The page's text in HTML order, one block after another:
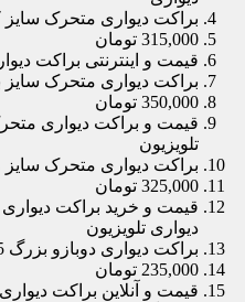
براکت دیواری متحرک
315,000 تومان
قیمت و اینترنتی براکت
براکت دیواری متحرک سایز
350,000 تومان
قیمت و براکت دیواری
تلویزیون
براکت دیواری متحرک
325,000 تومان
دیواری تلویزیون
براکت دیواری دوبازو بزرگ V-65
235,000 تومان
قیمت و آنلاین براکت